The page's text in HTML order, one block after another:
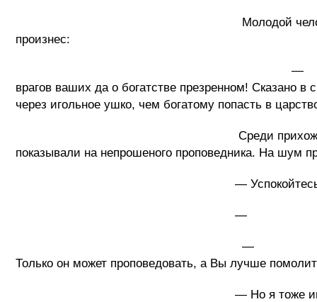
Молодой человек, услыхав эту
произнес:
— Люди! Что творите, что
врагов ваших да о богатстве презренном! Сказано
через игольное ушко, чем богатому
Среди прихожан начался глухой
показывали на непрошеного проповедника. На шум
— Успокойтесь, молодой человек,
— Я говорю этим людям
— Говорить библейские
Только он может проповедовать, а Вы лучше
— Но я тоже имею право